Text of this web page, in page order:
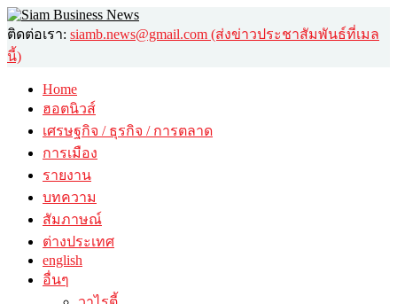
ติดต่อเรา: siamb.news@gmail.com (ส่งข่าวประชาสัมพันธ์ที่เมล
นี้)
Home
ฮอตนิวส์
เศรษฐกิจ / ธุรกิจ / การตลาด
การเมือง
รายงาน
บทความ
สัมภาษณ์
ต่างประเทศ
english
อื่นๆ